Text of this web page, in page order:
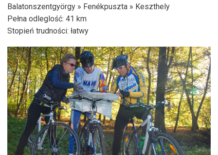
Balatonszentgyörgy » Fenékpuszta » Keszthely
Pełna odleglość: 41 km
Stopień trudności: łatwy